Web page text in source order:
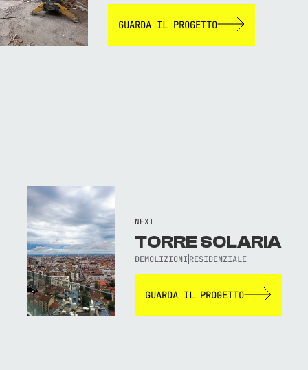
GUARDA IL PROGETTO
NEXT
TORRE SOLARIA
DEMOLIZIONI RESIDENZIALE
GUARDA IL PROGETTO